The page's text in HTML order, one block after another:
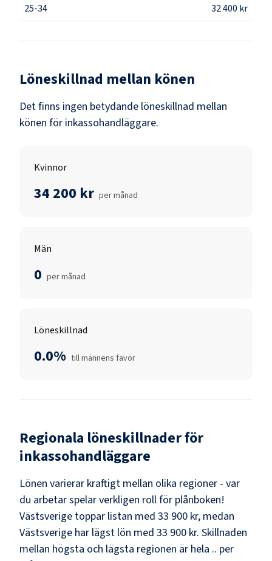
25-34
32 400 kr
Löneskillnad mellan könen
Det finns ingen betydande löneskillnad mellan
könen för inkassohandläggare.
Kvinnor
34 200 kr per månad
Män
0 per månad
Löneskillnad
0.0% till männens favör
Regionala löneskillnader för
inkassohandläggare
Lönen varierar kraftigt mellan olika regioner - var
du arbetar spelar verkligen roll för plånboken!
Västsverige toppar listan med 33 900 kr, medan
Västsverige har lägst lön med 33 900 kr. Skillnaden
mellan högsta och lägsta regionen är hela .. per